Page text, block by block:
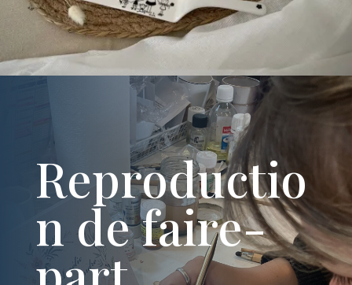
Reproductio
n de faire-